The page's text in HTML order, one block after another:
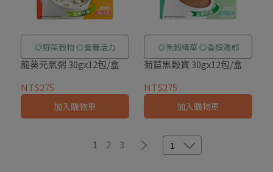
◎野菜穀物 ◎營養活力
龍葵元氣粥 30gx12包/盒
NT$275
加入購物車
◎黑穀精華 ◎香醇濃郁
菊苣黑穀寶 30gx12包/盒
NT$275
加入購物車
1 2 3 1